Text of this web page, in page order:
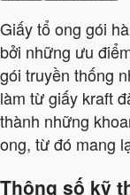
Giấy tổ ong gói
bởi những ưu
gói truyền thống
làm từ giấy kraft
thành những
ong, từ đó mang
Thông số kỹ